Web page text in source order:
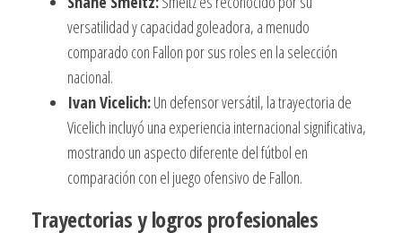
versatilidad y capacidad goleadora, a menudo
comparado con Fallon por sus roles en la selección
nacional.
Ivan Vicelich:Un defensor versátil, la trayectoria de
Vicelich incluyó una experiencia internacional significativa,
mostrando un aspecto diferente del fútbol en
comparación con el juego ofensivo de Fallon.
Trayectorias y logros profesionales